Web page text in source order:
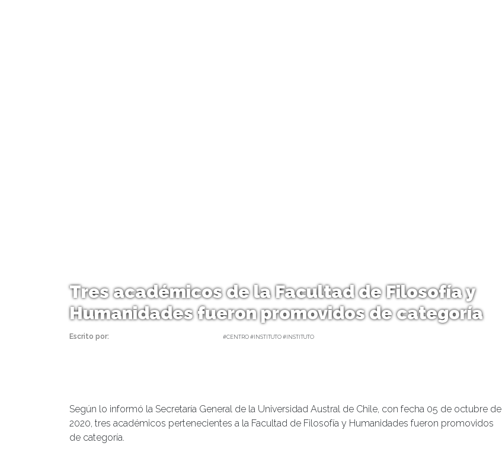
Tres académicos de la Facultad de Filosofía y
Humanidades fueron promovidos de categoría
Escrito por: #CENTRO #INSTITUTO #INSTITUTO
Según lo informó la Secretaría General de la Universidad Austral de Chile, con fecha 05 de octubre de
2020, tres académicos pertenecientes a la Facultad de Filosofía y Humanidades fueron promovidos
de categoría.